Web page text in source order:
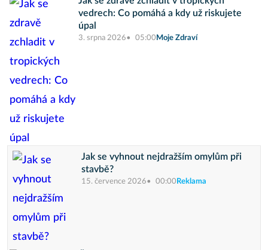
vedrech: Co pomáhá a kdy už riskujete
úpal
3. srpna 2026 05:00 Moje Zdraví
Jak se vyhnout nejdražším omylům při
stavbě?
15. července 2026 00:00 Reklama